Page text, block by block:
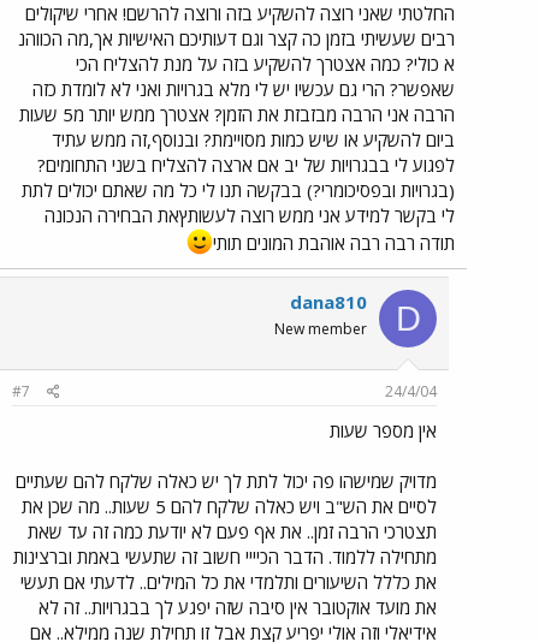
החלטתי שאני רוצה להשקיע בזה ורוצה להרשם! אחרי שיקולים
רבים שעשיתי בזמן כה קצר וגם דעותיכם האישיות אך,מה הכווהנ
א כולי? כמה אצטרך להשקיע בזה על מנת להצליח הכי
שאפשר? הרי גם עכשיו יש לי מלא בגרויות ואני לא לומדת כזה
הרבה אני הרבה מבזבזת את הזמן? אצטרך ממש יותר מ5 שעות
ביום להשקיע או שיש כמות מסויימת? ובנוסף,זה ממש עתיד
לפגוע לי בבגרויות של יב אם ארצה להצליח בשני התחומים?
(בגרויות ובפסיכומרי?) בבקשה תנו לי כל מה שאתם יכולים לתת
לי בקשר למידע אני ממש רוצה לעשותץאת הבחירה הנכונה
תודה רבה רבה אוהבת המונים תותי
D
dana810
New member
24/4/04
#7
אין מספר שעות
מדויק שמישהו פה יכול לתת לך יש כאלה שלקח להם שעתיים
לסיים את הש"ב ויש כאלה שלקח להם 5 שעות.. מה שכן את
תצטרכי הרבה זמן.. את אף פעם לא יודעת כמה זה עד שאת
מתחילה ללמוד. הדבר הכיייי חשוב זה שתעשי באמת וברצינות
את כללל השיעורים ותלמדי את כל המילים.. לדעתי אם תעשי
את מועד אוקטובר אין סיבה שזה יפגע לך בבגרויות.. זה לא
אידיאלי וזה אולי יפריע קצת אבל זו תחילת שנה ממילא.. אם